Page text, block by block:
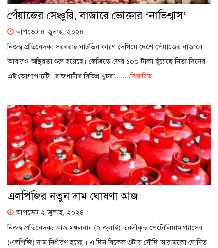
পেঁয়াজের সেঞ্চুরি, বাজারে ভোক্তার ‘নাভিশ্বাস’
আপডেট ৪ জুলাই, ২০২৪
নিজস্ব প্রতিবেদক: সরবরাহ ঘাটতির কারণ দেখিয়ে দেশে পেঁয়াজের বাজারে
আবারও অস্থিরতা শুরু হয়েছে। কেজিতে ফের ১০০ টাকা ছুঁয়েছে নিত্য দিনের
এই ভোগ্যপণ্যটি। রাজধানীর বিভিন্ন খুচরা........বিস্তারিত
এলপিজির নতুন দাম ঘোষণা আজ
আপডেট ২ জুলাই, ২০২৪
নিজস্ব প্রতিবেদক: আজ মঙ্গলবার (২ জুলাই) তরলীকৃত পেট্রোলিয়াম গ্যাসের
(এলপিজি) দাম নির্ধারণ হচ্ছে । এ দিন বিকেল ৩টায় সৌদি আরামকো ঘোষিত